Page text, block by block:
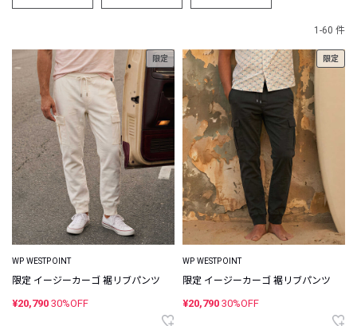
1-60 件
限定
WP WESTPOINT
限定 イージーカーゴ 裾リブパンツ
¥20,790 30%OFF
限定
WP WESTPOINT
限定 イージーカーゴ 裾リブパンツ
¥20,790 30%OFF